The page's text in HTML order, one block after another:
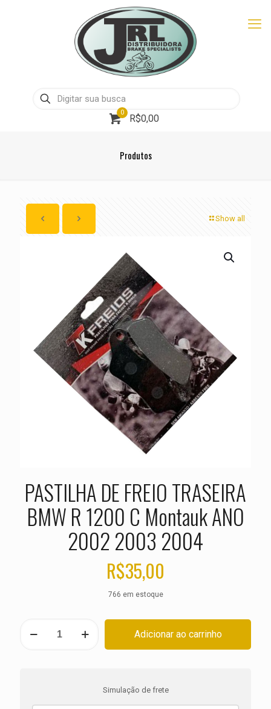
0
R$0,00
Produtos
Show all
PASTILHA DE FREIO TRASEIRA
BMW R 1200 C Montauk ANO
2002 2003 2004
R$35,00
766 em estoque
Adicionar ao carrinho
Simulação de frete